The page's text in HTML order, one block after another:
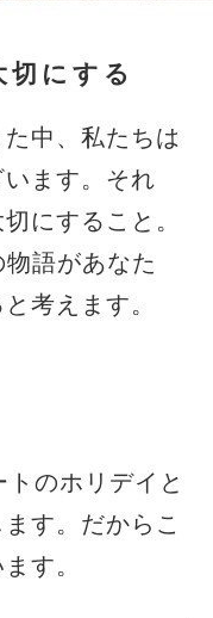
切にする
中、私たちは
ます。 それ
にすること。
語があなた
考えます。
のホリデイと
す。だからこ
す。